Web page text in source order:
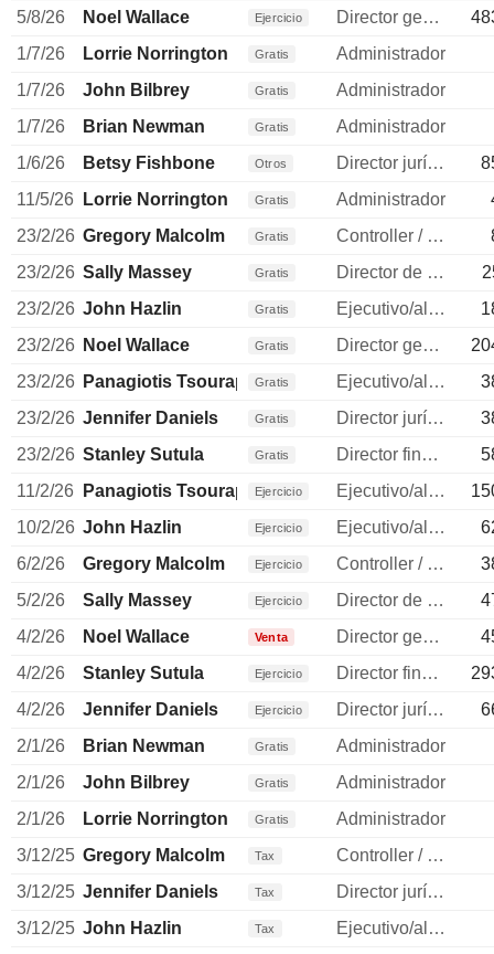
5/8/26
Noel Wallace Ejercicio Director general
1/7/26
Lorrie Norrington Gratis
Administrador
1/7/26
John Bilbrey Gratis
Administrador
1/7/26
Brian Newman Gratis
Administrador
1/6/26
Betsy Fishbone Otros Director jurídico
11/5/26
Lorrie Norrington Gratis Administrador
23/2/26 Gregory Malcolm Gratis Controller / auditor
23/2/26 Sally Massey Gratis Director de recursos humanos
23/2/26 John Hazlin Gratis Ejecutivo/alto directivo
23/2/26 Noel Wallace Gratis Director general
23/2/26 Panagiotis TsourapasGratis Ejecutivo/alto directivo
23/2/26 Jennifer Daniels Gratis Director jurídico
23/2/26 Stanley Sutula Gratis Director financiero
11/2/26
Panagiotis TsourapasEjercicio Ejecutivo/alto directivo
10/2/26 John Hazlin Ejercicio Ejecutivo/alto directivo
6/2/26
Gregory Malcolm Ejercicio Controller / auditor
5/2/26
Sally Massey Ejercicio Director de recursos humanos
4/2/26
Noel Wallace Venta Director general
4/2/26
Stanley Sutula Ejercicio Director financiero
4/2/26
Jennifer Daniels Ejercicio Director jurídico
2/1/26
Brian Newman Gratis
Administrador
2/1/26
John Bilbrey Gratis
Administrador
2/1/26
Lorrie Norrington Gratis
Administrador
3/12/25 Gregory Malcolm Tax
Controller / auditor
3/12/25 Jennifer Daniels Tax
Director jurídico
3/12/25 John Hazlin Tax
Ejecutivo/alto directivo